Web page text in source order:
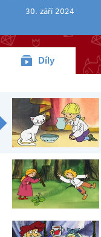
30. září 2024
Díly